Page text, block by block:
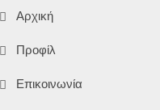
Αρχική
Προφίλ
Επικοινωνία